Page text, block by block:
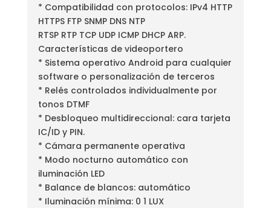
* Compatibilidad con protocolos: IPv4 HTTP
HTTPS FTP SNMP DNS NTP
RTSP RTP TCP UDP ICMP DHCP ARP.
Características de videoportero
* Sistema operativo Android para cualquier
software o personalización de terceros
* Relés controlados individualmente por
tonos DTMF
* Desbloqueo multidireccional: cara tarjeta
IC/ID y PIN.
* Cámara permanente operativa
* Modo nocturno automático con
iluminación LED
* Balance de blancos: automático
* Iluminación mínima: 0 1 LUX